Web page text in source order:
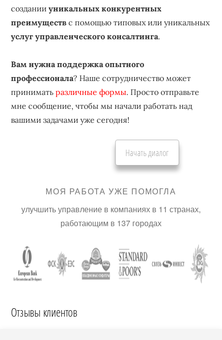
созданииуникальных конкурентных
преимуществ с помощью типовых или уникальных
услуг управленческого консалтинга.
Вам нужна поддержка опытного
профессионала? Наше сотрудничество может
приниматьразличные формы. Просто отправьте
мне сообщение, чтобы мы начали работать над
вашими задачами уже сегодня!
Начать диалог
МОЯ РАБОТА УЖЕ ПОМОГЛА
улучшить управление в компаниях в 11 странах,
работающим в 137 городах
Отзывы клиентов